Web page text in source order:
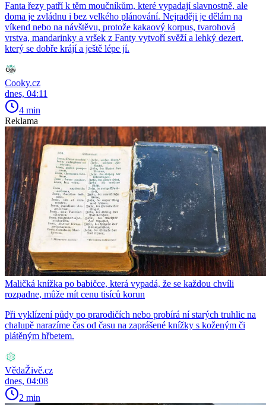
Fanta řezy patří k těm moučníkům, které vypadají slavnostně, ale
doma je zvládnu i bez velkého plánování. Nejraději je dělám na
víkend nebo na návštěvu, protože kakaový korpus, tvarohová
vrstva, mandarinky a vršek z Fanty vytvoří svěží a lehký dezert,
který se dobře krájí a ještě lépe jí.
Cooky.cz
dnes, 04:11
4 min
Reklama
Maličká knížka po babičce, která vypadá, že se každou chvíli
rozpadne, může mít cenu tisíců korun
Při vyklízení půdy po prarodičích nebo probírá ní starých truhlic na
chalupě narazíme čas od času na zaprášené knížky s koženým či
plátěným hřbetem.
VědaŽivě.cz
dnes, 04:08
2 min